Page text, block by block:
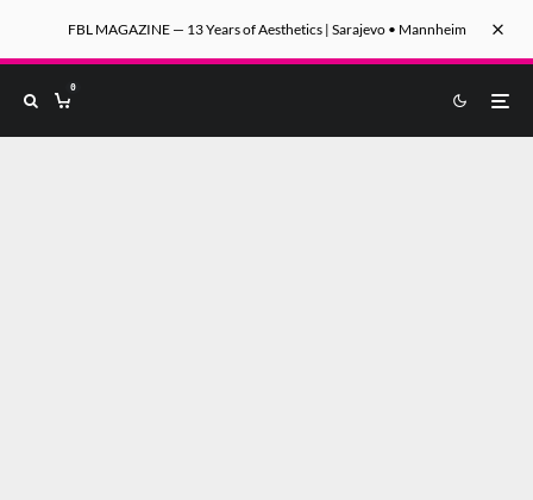
FBL MAGAZINE — 13 Years of Aesthetics | Sarajevo • Mannheim
0